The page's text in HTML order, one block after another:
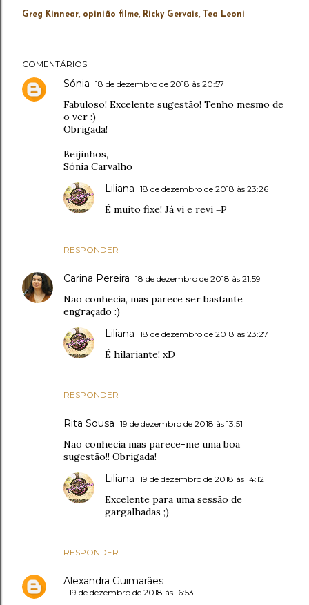
Greg Kinnear opinião filme Ricky Gervais Tea Leoni
COMENTÁRIOS
Sónia 18 de dezembro de 2018 às 20:57
Fabuloso! Excelente sugestão! Tenho mesmo de
o ver :)
Obrigada!
Beijinhos,
Sónia Carvalho
RESPONDER
Liliana 18 de dezembro de 2018 às 23:26
É muito fixe! Já vi e revi =P
Carina Pereira 18 de dezembro de 2018 às 21:59
Não conhecia, mas parece ser bastante
engraçado :)
RESPONDER
Liliana 18 de dezembro de 2018 às 23:27
É hilariante! xD
Rita Sousa 19 de dezembro de 2018 às 13:51
Não conhecia mas parece-me uma boa
sugestão!! Obrigada!
RESPONDER
Liliana 19 de dezembro de 2018 às 14:12
Excelente para uma sessão de
gargalhadas ;)
Alexandra Guimarães
19 de dezembro de 2018 às 16:53